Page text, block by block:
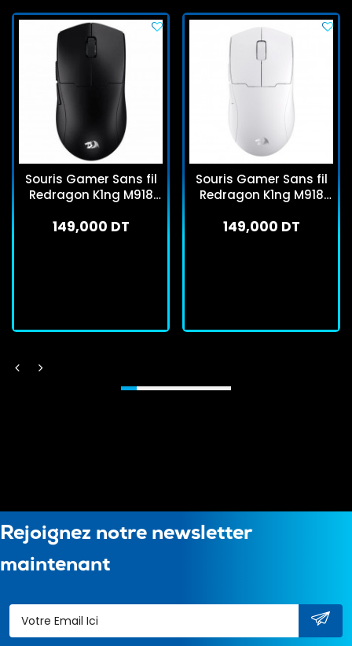
Souris Gamer Sans fil
Redragon K1ng M918
149,000 DT
Souris Gamer Sans fil
Redragon K1ng M918
149,000 DT
Rejoignez notre newsletter
maintenant